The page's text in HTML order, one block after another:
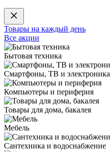
Товары на каждый день
Все акции
Бытовая техника
Смартфоны, ТВ и электроника
Компьютеры и периферия
Товары для дома, бакалея
Мебель
Сантехника и водоснабжение